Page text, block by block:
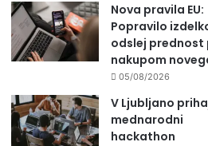
Nova pravila EU:
Popravilo
odslej prednost
nakupom
05/08/2026
V Ljubljano
mednarodni
hackathon